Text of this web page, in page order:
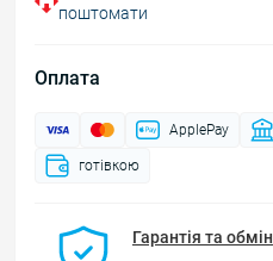
поштомати
Оплата
ApplePay
готівкою
Гарантія та обмін